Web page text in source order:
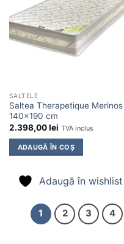
în
wishlist
SALTELE
Saltea Therapetique Merinos
140×190 cm
2.398,00lei TVA inclus
ADAUGĂ ÎN COȘ
Adaugă în wishlist
1 2 3 4